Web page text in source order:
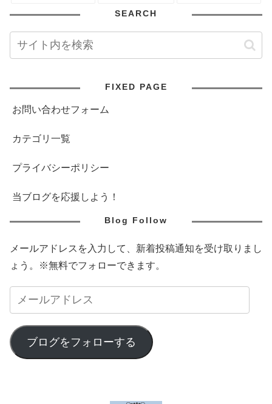
SEARCH
FIXED PAGE
お問い合わせフォーム
カテゴリ一覧
プライバシーポリシー
当ブログを応援しよう！
Blog Follow
メールアドレスを入力して、新着投稿通知を受け取りまし
ょう。※無料でフォローできます。
ブログをフォローする